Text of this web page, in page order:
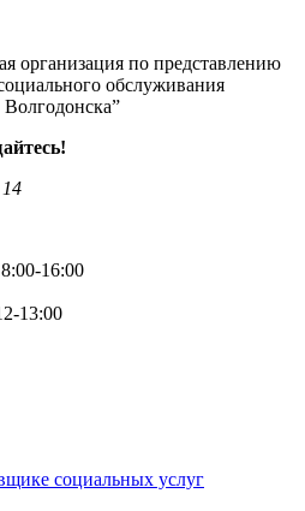
организация по представлению
обслуживания
8:00-16:00
13:00
социальных услуг